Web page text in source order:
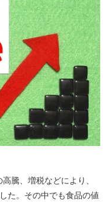
騰、増税などにより、
た。その中でも食品の値